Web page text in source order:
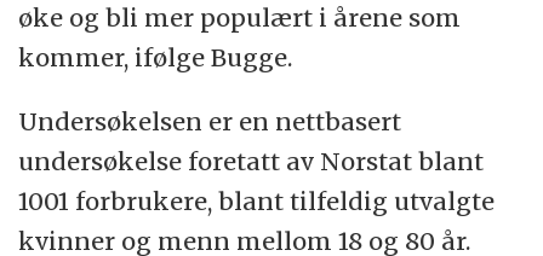
øke og bli mer populært i årene som
kommer, ifølge Bugge.
Undersøkelsen er en nettbasert
undersøkelse foretatt av Norstat blant
1001 forbrukere, blant tilfeldig utvalgte
kvinner og menn mellom 18 og 80 år.